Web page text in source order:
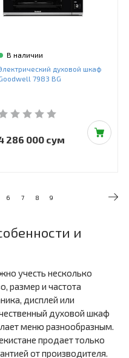
В наличии
духовой шкаф
7983 BG
286 000 сум
6 7 8 9
и
учесть несколько
размер и частота
дисплей или
духовой шкаф
меню разнообразным.
продает только
от производителя.